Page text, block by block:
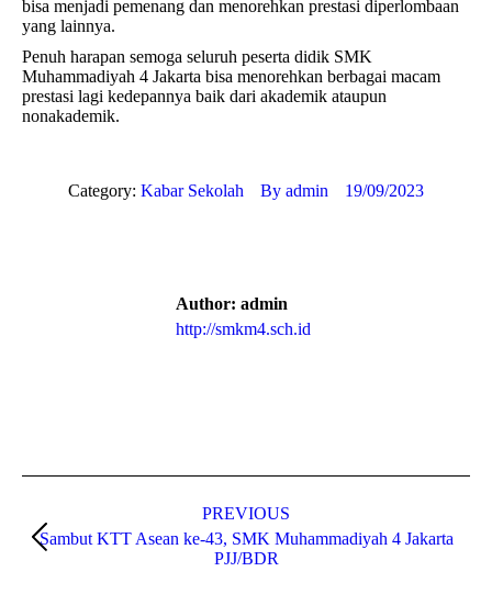
bisa menjadi pemenang dan menorehkan prestasi diperlombaan
yang lainnya.
Penuh harapan semoga seluruh peserta didik SMK
Muhammadiyah 4 Jakarta bisa menorehkan berbagai macam
prestasi lagi kedepannya baik dari akademik ataupun
nonakademik.
Category: Kabar Sekolah By admin 19/09/2023
Author: admin
http://smkm4.sch.id
navigation
PREVIOUS
Previous
post:
Sambut KTT Asean ke-43, SMK Muhammadiyah 4 Jakarta
PJJ/BDR